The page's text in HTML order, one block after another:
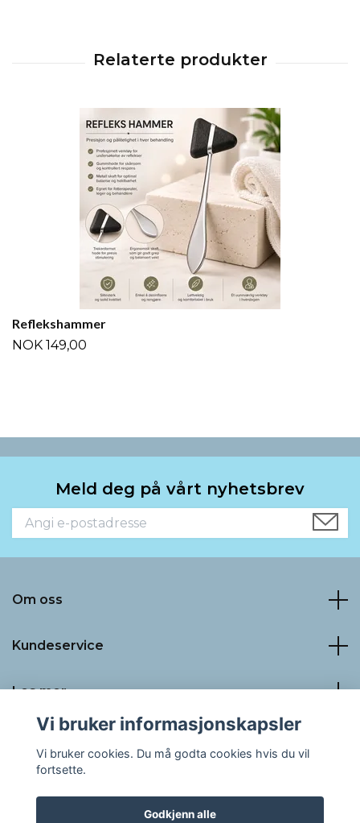
Reflekshammer
NOK 149,00
Meld deg på vårt nyhetsbrev
Om oss
Kundeservice
Les mer
Vi bruker informasjonskapsler
Vi bruker cookies. Du må godta cookies hvis du vil
fortsette.
Godkjenn alle